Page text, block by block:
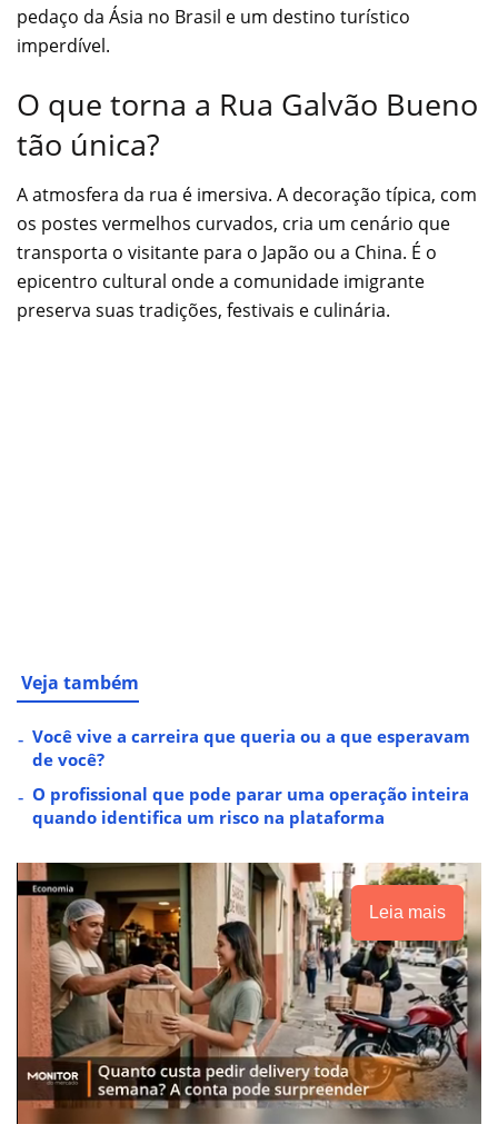
pedaço da Ásia no Brasil e um destino turístico
imperdível.
O que torna a Rua Galvão Bueno
tão única?
A atmosfera da rua é imersiva. A decoração típica, com
os postes vermelhos curvados, cria um cenário que
transporta o visitante para o Japão ou a China. É o
epicentro cultural onde a comunidade imigrante
preserva suas tradições, festivais e culinária.
Veja também
Você vive a carreira que queria ou a que esperavam
de você?
O profissional que pode parar uma operação inteira
quando identifica um risco na plataforma
Leia mais